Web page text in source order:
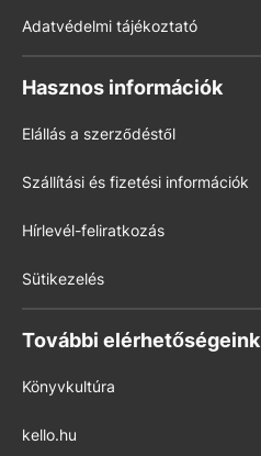
Adatvédelmi tájékoztató
Hasznos információk
Elállás a szerződéstől
Szállítási és fizetési információk
Hírlevél-feliratkozás
Sütikezelés
További elérhetőségeink
Könyvkultúra
kello.hu